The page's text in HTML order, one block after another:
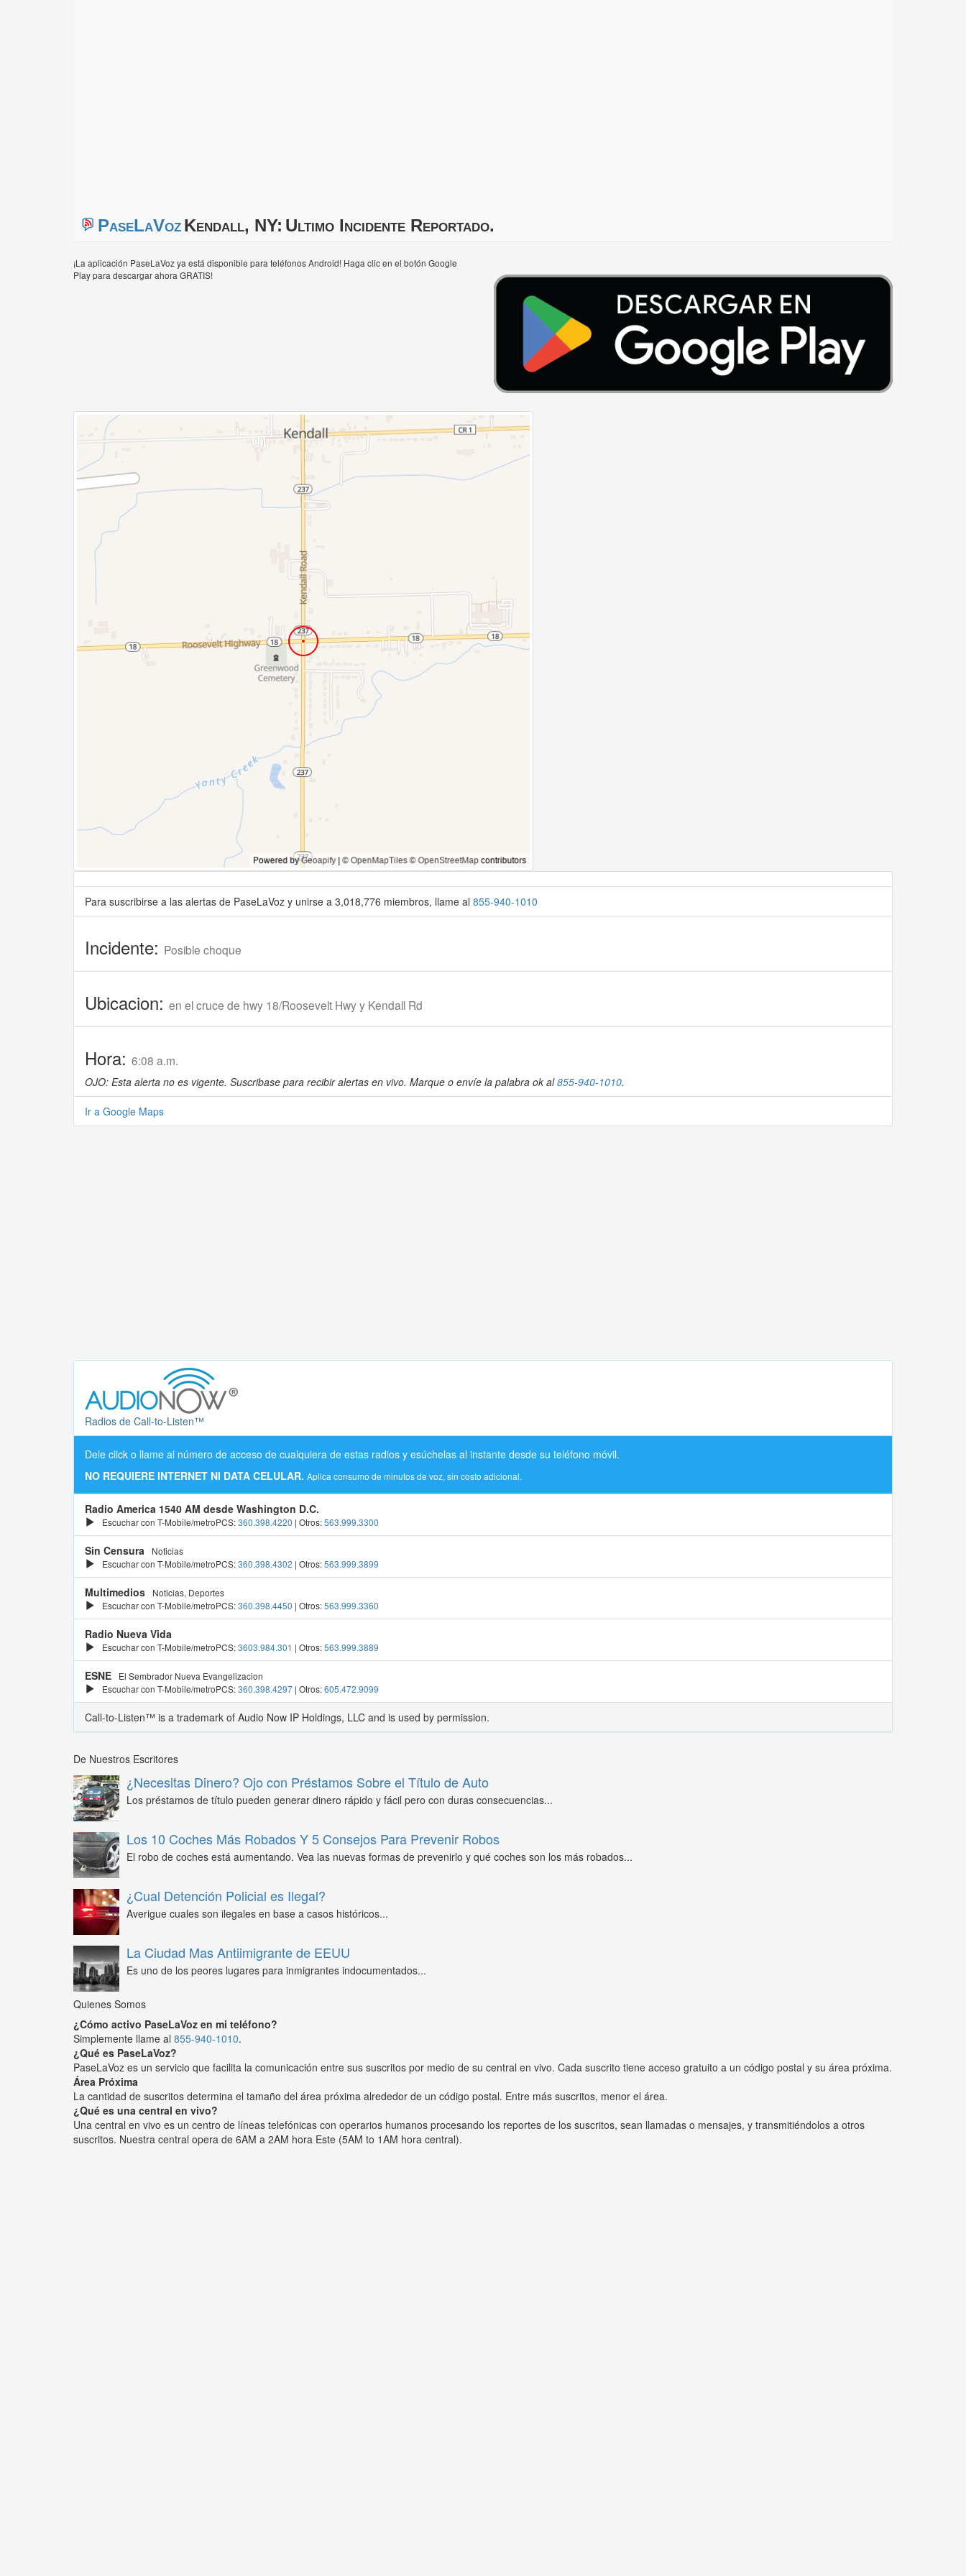
PaseLaVozKendall, NY: Ultimo Incidente Reportado.
¡La aplicación PaseLaVoz ya está disponible para teléfonos Android! Haga clic en el botón Google
Play para descargar ahora GRATIS!
Para suscribirse a las alertas de PaseLaVoz y unirse a 3,018,776 miembros, llame al 855-940-1010
Incidente: Posible choque
Ubicacion: en el cruce de hwy 18/Roosevelt Hwy y Kendall Rd
Hora: 6:08 a.m.
OJO: Esta alerta no es vigente. Suscribase para recibir alertas en vivo. Marque o envíe la palabra ok al855-940-1010.
Ir a Google Maps
Radios de Call-to-Listen™
Dele click o llame al número de acceso de cualquiera de estas radios y esúchelas al instante desde su teléfono móvil.
NO REQUIERE INTERNET NI DATA CELULAR. Aplica consumo de minutos de voz, sin costo adicional.
Radio America 1540 AM desde Washington D.C.
Escuchar con T-Mobile/metroPCS:360.398.4220 | Otros:563.999.3300
Sin Censura
Noticias
Escuchar con T-Mobile/metroPCS:360.398.4302 | Otros:563.999.3899
Multimedios
Noticias, Deportes
Escuchar con T-Mobile/metroPCS:360.398.4450 | Otros:563.999.3360
Radio Nueva Vida
Escuchar con T-Mobile/metroPCS:3603.984.301 | Otros:563.999.3889
ESNE
El Sembrador Nueva Evangelizacion
Escuchar con T-Mobile/metroPCS:360.398.4297 | Otros:605.472.9099
Call-to-Listen™ is a trademark of Audio Now IP Holdings, LLC and is used by permission.
De Nuestros Escritores
¿Necesitas Dinero? Ojo con Préstamos Sobre el Título de Auto
Los préstamos de título pueden generar dinero rápido y fácil pero con duras consecuencias...
Los 10 Coches Más Robados Y 5 Consejos Para Prevenir Robos
El robo de coches está aumentando. Vea las nuevas formas de prevenirlo y qué coches son los más robados...
¿Cual Detención Policial es Ilegal?
Averigue cuales son ilegales en base a casos históricos...
La Ciudad Mas Antiimigrante de EEUU
Es uno de los peores lugares para inmigrantes indocumentados...
Quienes Somos
¿Cómo activo PaseLaVoz en mi teléfono?
Simplemente llame al 855-940-1010.
¿Qué es PaseLaVoz?
PaseLaVoz es un servicio que facilita la comunicación entre sus suscritos por medio de su central en vivo. Cada suscrito tiene acceso gratuito a un código postal y su área próxima.
Área Próxima
La cantidad de suscritos determina el tamaño del área próxima alrededor de un código postal. Entre más suscritos, menor el área.
¿Qué es una central en vivo?
Una central en vivo es un centro de líneas telefónicas con operarios humanos procesando los reportes de los suscritos, sean llamadas o mensajes, y transmitiéndolos a otros
suscritos. Nuestra central opera de 6AM a 2AM hora Este (5AM to 1AM hora central).